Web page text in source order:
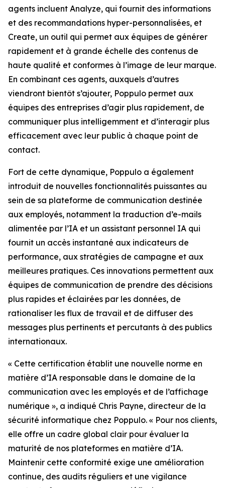
agents incluent Analyze, qui fournit des informations
et des recommandations hyper-personnalisées, et
Create, un outil qui permet aux équipes de générer
rapidement et à grande échelle des contenus de
haute qualité et conformes à l’image de leur marque.
En combinant ces agents, auxquels d’autres
viendront bientôt s’ajouter, Poppulo permet aux
équipes des entreprises d’agir plus rapidement, de
communiquer plus intelligemment et d’interagir plus
efficacement avec leur public à chaque point de
contact.
Fort de cette dynamique, Poppulo a également
introduit de nouvelles fonctionnalités puissantes au
sein de sa plateforme de communication destinée
aux employés, notamment la traduction d’e-mails
alimentée par l’IA et un assistant personnel IA qui
fournit un accès instantané aux indicateurs de
performance, aux stratégies de campagne et aux
meilleures pratiques. Ces innovations permettent aux
équipes de communication de prendre des décisions
plus rapides et éclairées par les données, de
rationaliser les flux de travail et de diffuser des
messages plus pertinents et percutants à des publics
internationaux.
« Cette certification établit une nouvelle norme en
matière d’IA responsable dans le domaine de la
communication avec les employés et de l’affichage
numérique », a indiqué Chris Payne, directeur de la
sécurité informatique chez Poppulo. « Pour nos clients,
elle offre un cadre global clair pour évaluer la
maturité de nos plateformes en matière d’IA.
Maintenir cette conformité exige une amélioration
continue, des audits réguliers et une vigilance